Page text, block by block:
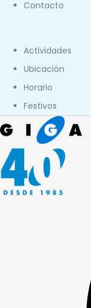
Contacto
Actividades
Ubicación
Horario
Festivos